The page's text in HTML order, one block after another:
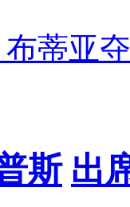
蒂亚
斯 出